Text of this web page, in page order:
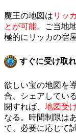
魔王の地図は リッ
とが可能。ご当地
極的にリッカの宿
すぐに受け取
欲しい宝の地図を
合、シェアしてい
闘すれば、 地図受
なる。時間制限は
で、必要に応じて